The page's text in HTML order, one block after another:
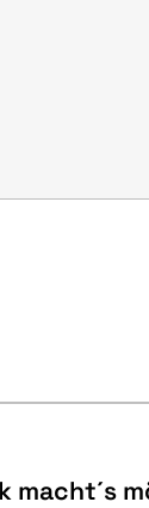
macht´s